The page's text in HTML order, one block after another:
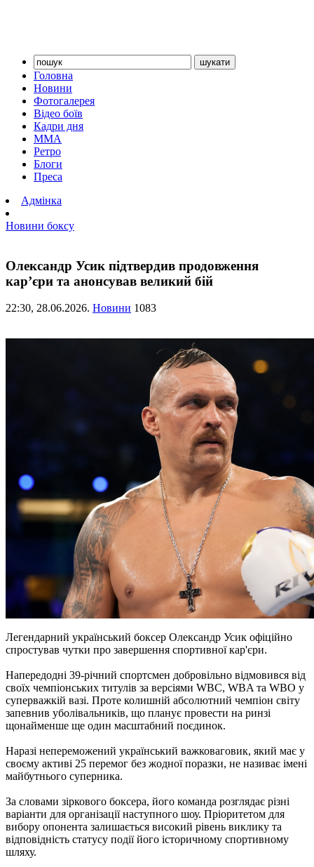
Головна
Новини
Фотогалерея
Відео боїв
Кадри дня
ММА
Ретро
Блоги
Преса
Адмінка
Новини боксу
Олександр Усик підтвердив продовження
кар’єри та анонсував великий бій
22:30, 28.06.2026. Новини 1083
Легендарний український боксер Олександр Усик офіційно
спростував чутки про завершення спортивної кар'єри.
Напередодні 39-річний спортсмен добровільно відмовився від
своїх чемпіонських титулів за версіями WBC, WBA та WBO у
суперважкій вазі. Проте колишній абсолютний чемпіон світу
запевнив уболівальників, що планує провести на ринзі
щонайменше ще один масштабний поєдинок.
Наразі непереможений український важковаговик, який має у
своєму активі 25 перемог без жодної поразки, не називає імені
майбутнього суперника.
За словами зіркового боксера, його команда розглядає різні
варіанти для організації наступного шоу. Пріоритетом для
вибору опонента залишається високий рівень виклику та
відповідність статусу події його історичному спортивному
шляху.